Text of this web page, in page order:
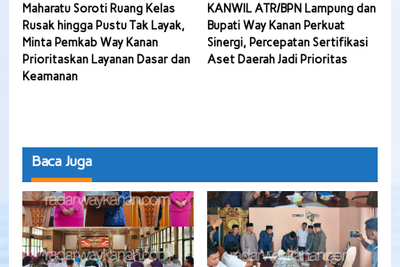
Maharatu Soroti Ruang Kelas
Rusak hingga Pustu Tak Layak,
Minta Pemkab Way Kanan
Prioritaskan Layanan Dasar dan
Keamanan
KANWIL ATR/BPN Lampung dan
Bupati Way Kanan Perkuat
Sinergi, Percepatan Sertifikasi
Aset Daerah Jadi Prioritas
Baca Juga